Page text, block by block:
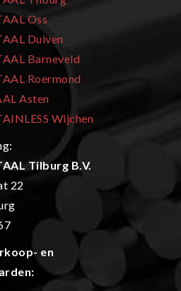
Oss
Duiven
Barneveld
Roermond
Asten
Wijchen
Tilburg B.V.
22
en